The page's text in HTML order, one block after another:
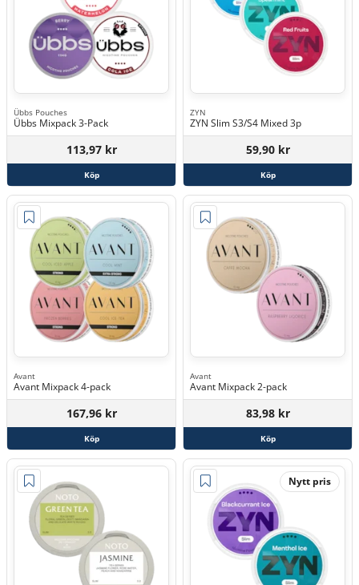
Übbs Pouches
Übbs Mixpack 3-Pack
113,97 kr
Köp
ZYN
ZYN Slim S3/S4 Mixed 3p
59,90 kr
Köp
Avant
Avant Mixpack 4-pack
167,96 kr
Köp
Avant
Avant Mixpack 2-pack
83,98 kr
Köp
Nytt pris